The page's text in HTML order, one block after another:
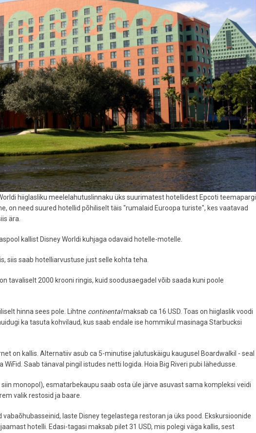
hiiglasliku meelelahutuslinnaku üks suurimatest hotellidest Epcoti teemapargi
on need suured hotellid põhiliselt täis "rumalaid Euroopa turiste", kes vaatavad
ära.
kallist Disney Worldi kuhjaga odavaid hotelle-motelle.
siis saab hotelliarvustuse just selle kohta teha.
tavaliselt 2000 krooni ringis, kuid soodusaegadel võib saada kuni poole
hinna sees pole. Lihtne continentalmaksab ca 16 USD. Toas on hiiglaslik voodi
ka tasuta kohvilaud, kus saab endale ise hommikul masinaga Starbucksi
on kallis. Alternatiiv asub ca 5-minutise jalutuskäigu kaugusel Boardwalkil - seal
Saab tänaval pingil istudes netti logida. Hoia Big Riveri pubi lähedusse.
monopol), esmatarbekaupu saab osta üle järve asuvast sama kompleksi veidi
valik restosid ja baare.
laste Disney tegelastega restoran ja üks pood. Ekskursioonide
hotelli. Edasi-tagasi maksab pilet 31 USD, mis polegi väga kallis, sest